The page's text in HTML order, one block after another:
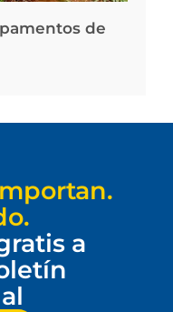
de
a